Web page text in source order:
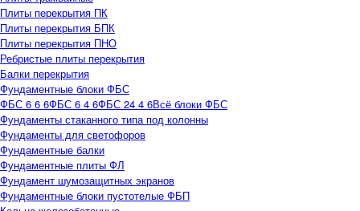
Плиты перекрытия ПК
Плиты перекрытия БПК
Плиты перекрытия ПНО
Ребристые плиты перекрытия
Балки перекрытия
Фундаментные блоки ФБС
ФБС 6 6 6ФБС 6 4 6ФБС 24 4 6Всё блоки ФБС
Фундаменты стаканного типа под колонны
Фундаменты для светофоров
Фундаментные балки
Фундаментные плиты ФЛ
Фундамент шумозащитных экранов
Фундаментные блоки пустотелые ФБП